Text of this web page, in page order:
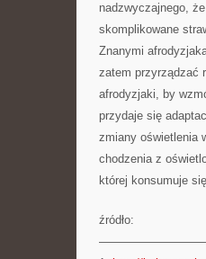
nadzwyczajnego,
skomplikowane
Znanymi
zatem przyrządzać
afrodyzjaki, by
przydaje się
zmiany oświetlenia
chodzenia z
której konsumuje
źródło: